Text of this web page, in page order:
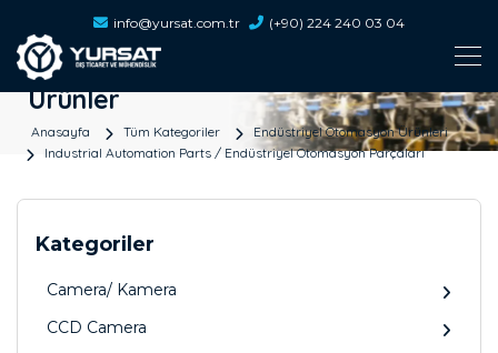
info@yursat.com.tr (+90) 224 240 03 04
Ürünler
Anasayfa Tüm Kategoriler
Endüstriyel Otomasyon Ürünleri
Industrial Automation Parts / Endüstriyel Otomasyon Parçaları
Kategoriler
Camera/ Kamera
CCD Camera